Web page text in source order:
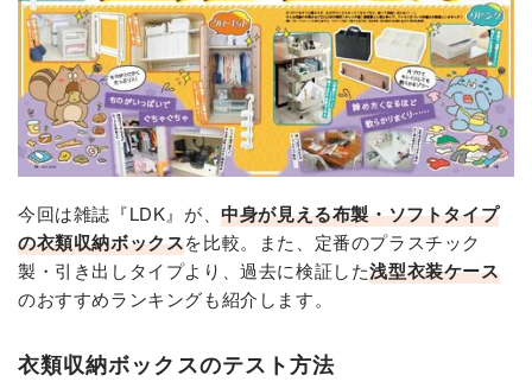
今回は雑誌『LDK』が、中身が見える布製・ソフトタイプ
の衣類収納ボックスを比較。また、定番のプラスチック
製・引き出しタイプより、過去に検証した浅型衣装ケース
のおすすめランキングも紹介します。
衣類収納ボックスのテスト方法